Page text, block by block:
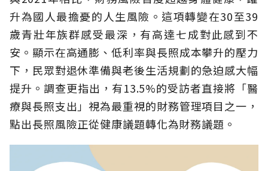
升為國人最擔憂的人生風險。這項轉變在30至39
歲青壯年族群感受最深，有高達七成對此感到不
安。顯示在高通膨、低利率與長照成本攀升的壓力
下，民眾對退休準備與老後生活規劃的急迫感大幅
提升。調查更指出，有13.5%的受訪者直接將「醫
療與長照支出」視為最重視的財務管理項目之一，
點出長照風險正從健康議題轉化為財務議題。